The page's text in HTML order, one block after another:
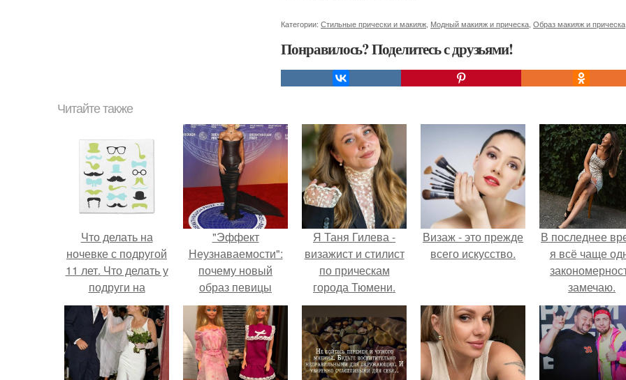
Категории: Стильные прически и макияж Модный макияж и прическа Образ макияж и прическа
Понравилось? Поделитесь с друзьями!
Читайте также
Что делать на
ночевке с подругой
11 лет. Что делать у
подруги на
ночёвке?
"Эффект
Неузнаваемости":
почему новый
образ певицы
вызвал споры о
гранях
возможного?
Я Таня Гилева -
визажист и стилист
по прическам
города Тюмени.
Визаж - это прежде
всего искусство.
В последнее
я всё чаще
замечаю.